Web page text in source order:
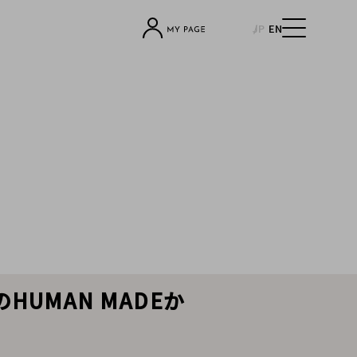
JP EN
HUMAN MADEか